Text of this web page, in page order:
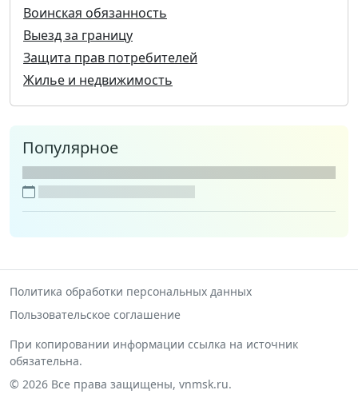
Воинская обязанность
Выезд за границу
Защита прав потребителей
Жилье и недвижимость
Популярное
Политика обработки персональных данных
Пользовательское соглашение
При копировании информации ссылка на источник
обязательна.
© 2026 Все права защищены, vnmsk.ru.